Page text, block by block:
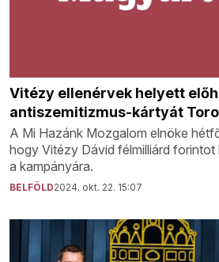
Vitézy ellenérvek helyett
antiszemitizmus-kártyát
A Mi Hazánk Mozgalom elnöke
hogy Vitézy Dávid félmilliárd
a kampányára.
BELFÖLD2024. okt. 22. 15:07